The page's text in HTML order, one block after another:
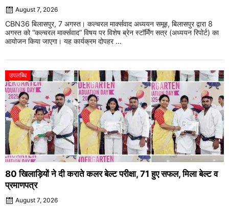
August 7, 2026
CBN36 बिलासपुर, 7 अगस्त। कल्चरल मार्क्सवाद अध्ययन समूह, बिलासपुर द्वारा 8
अगस्त को “कल्चरल मार्क्सवाद” विषय पर विशेष ब्रेन स्टॉर्मिंग सत्र (अध्ययन रिपोर्ट) का
आयोजन किया जाएगा। यह कार्यक्रम दोपहर ...
उपलब्धि
80 खिलाड़ियों ने दी कराते कलर बेल्ट परीक्षा, 71 हुए सफल, मिला बेल्ट व
प्रमाणपत्र
August 7, 2026